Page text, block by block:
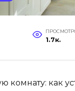
1.7к.
комнату: как